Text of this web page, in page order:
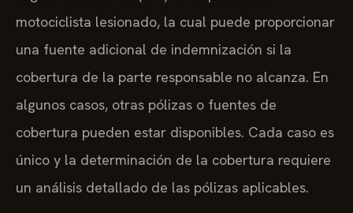
motociclista lesionado, la cual puede proporcionar
una fuente adicional de indemnización si la
cobertura de la parte responsable no alcanza. En
algunos casos, otras pólizas o fuentes de
cobertura pueden estar disponibles. Cada caso es
único y la determinación de la cobertura requiere
un análisis detallado de las pólizas aplicables.